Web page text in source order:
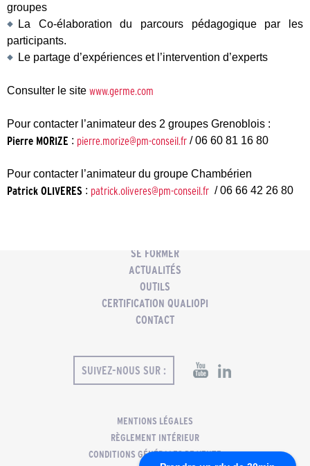
groupes
La Co-élaboration du parcours pédagogique par les
participants.
Le partage d’expériences et l’intervention d’experts
Consulter le site www.germe.com
Pour contacter l’animateur des 2 groupes Grenoblois :
Pierre MORIZE : pierre.morize@pm-conseil.fr / 06 60 81 16 80
Pour contacter l’animateur du groupe Chambérien
Patrick OLIVERES : patrick.oliveres@pm-conseil.fr / 06 66 42 26 80
SE FORMER
ACTUALITÉS
OUTILS
CERTIFICATION QUALIOPI
CONTACT
SUIVEZ-NOUS SUR :
MENTIONS LÉGALES
RÈGLEMENT INTÉRIEUR
CONDITIONS GÉNÉRALES DE VENTE